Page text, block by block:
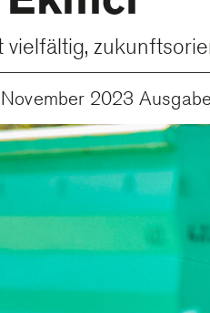
vielfältig,
2023